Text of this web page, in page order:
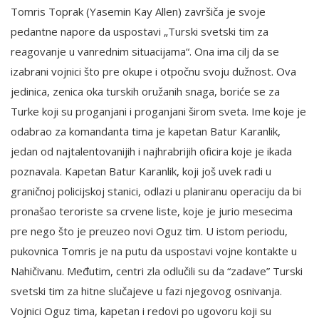
Tomris Toprak (Yasemin Kay Allen) završiča je svoje
pedantne napore da uspostavi „Turski svetski tim za
reagovanje u vanrednim situacijama“. Ona ima cilj da se
izabrani vojnici što pre okupe i otpočnu svoju dužnost. Ova
jedinica, zenica oka turskih oružanih snaga, boriće se za
Turke koji su proganjani i proganjani širom sveta. Ime koje je
odabrao za komandanta tima je kapetan Batur Karanlik,
jedan od najtalentovanijih i najhrabrijih oficira koje je ikada
poznavala. Kapetan Batur Karanlik, koji još uvek radi u
graničnoj policijskoj stanici, odlazi u planiranu operaciju da bi
pronašao teroriste sa crvene liste, koje je jurio mesecima
pre nego što je preuzeo novi Oguz tim. U istom periodu,
pukovnica Tomris je na putu da uspostavi vojne kontakte u
Nahičivanu. Međutim, centri zla odlučili su da “zadave” Turski
svetski tim za hitne slučajeve u fazi njegovog osnivanja.
Vojnici Oguz tima, kapetan i redovi po ugovoru koji su